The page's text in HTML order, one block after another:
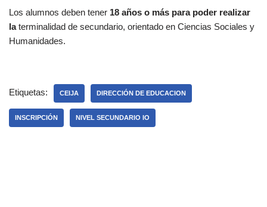
Los alumnos deben tener 18 años o más para poder realizar
laterminalidad de secundario, orientado en Ciencias Sociales y
Humanidades.
Etiquetas: CEIJA DIRECCIÓN DE EDUCACION
INSCRIPCIÓN NIVEL SECUNDARIO IO